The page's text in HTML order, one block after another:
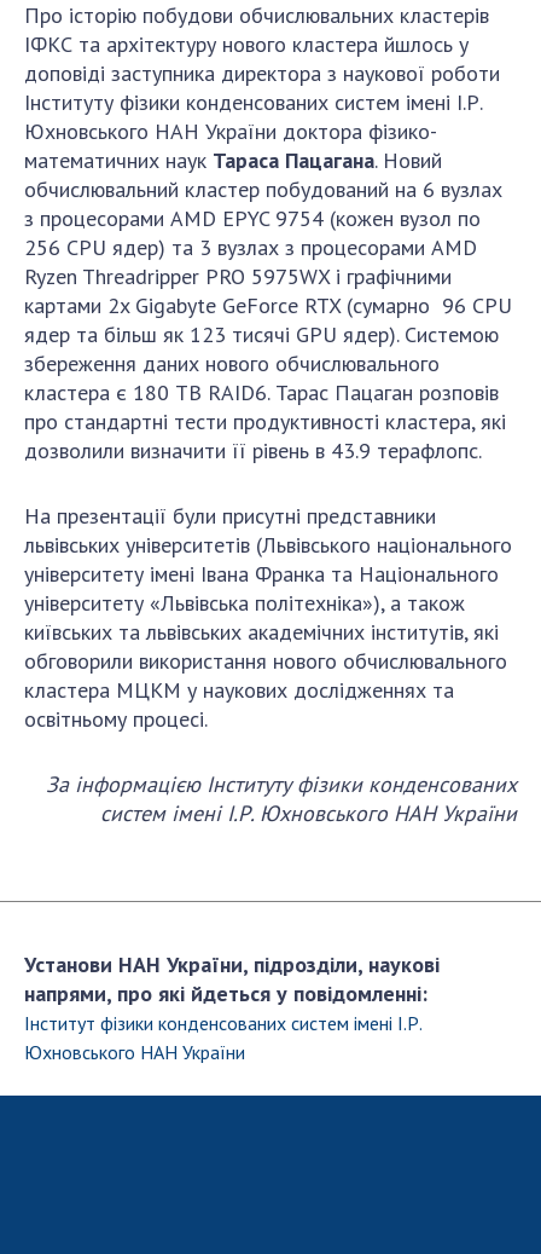
Нормативні акти НАН України
Державний бюджет НАН України
Вибори до складу НАН України
Бланки документів
НОВИНИ
ЗАСІДАННЯ ПРЕЗИДІЇ НАН УКРАЇНИ
НАУКОВІ ВИДАННЯ
МЕДІА ПРО НАС
АКАДЕМІЯ КОМЕНТУЄ
КОНТАКТИ
КАБІНЕТ
Про історію побудови обчислювальних кластерів
ІФКС та архітектуру нового кластера йшлось у
доповіді заступника директора з наукової роботи
Інституту фізики конденсованих систем імені І.Р.
Юхновського НАН України доктора фізико-
математичних наук Тараса Пацагана. Новий
обчислювальний кластер побудований на 6 вузлах
з процесорами AMD EPYC 9754 (кожен вузол по
256 CPU ядер) та 3 вузлах з процесорами AMD
Ryzen Threadripper PRO 5975WX і графічними
картами 2x Gigabyte GeForce RTX (сумарно 96 CPU
ядер та більш як 123 тисячі GPU ядер). Системою
збереження даних нового обчислювального
кластера є 180 TB RAID6. Тарас Пацаган розповів
про стандартні тести продуктивності кластера, які
дозволили визначити її рівень в 43.9 терафлопс.
На презентації були присутні представники
львівських університетів (Львівського національного
університету імені Івана Франка та Національного
університету «Львівська політехніка»), а також
київських та львівських академічних інститутів, які
обговорили використання нового обчислювального
кластера МЦКМ у наукових дослідженнях та
освітньому процесі.
За інформацією Інституту фізики конденсованих
систем імені І.Р. Юхновського НАН України
Установи НАН України, підрозділи, наукові
напрями, про які йдеться у повідомленні:
Інститут фізики конденсованих систем імені І.Р.
Юхновського НАН України